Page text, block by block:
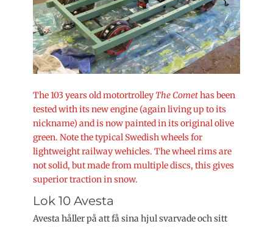
The 103 years old motortrolleyThe Comethas been
tested with its new engine (again living up to its
nickname) and is now painted in its original olive
green. Note the typical Swedish wheels for
lightweight railway wehicles. The wheel rims are
not solid, but made from multiple discs, this gives
superior traction in snow.
Lok 10 Avesta
Avesta håller på att få sina hjul svarvade och sitt